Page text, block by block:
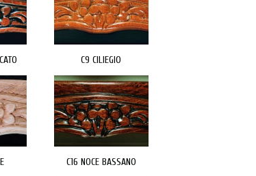
C9 CILIEGIO
C16 NOCE BASSANO